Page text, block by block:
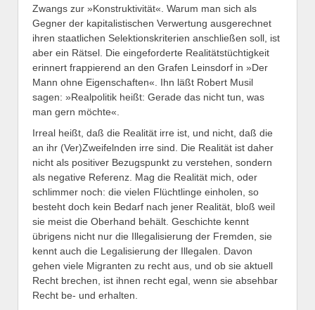
Zwangs zur »Konstruktivität«. Warum man sich als
Gegner der kapitalistischen Verwertung ausgerechnet
ihren staatlichen Selektionskriterien anschließen soll, ist
aber ein Rätsel. Die eingeforderte Realitätstüchtigkeit
erinnert frappierend an den Grafen Leinsdorf in »Der
Mann ohne Eigenschaften«. Ihn läßt Robert Musil
sagen: »Realpolitik heißt: Gerade das nicht tun, was
man gern möchte«.
Irreal heißt, daß die Realität irre ist, und nicht, daß die
an ihr (Ver)Zweifelnden irre sind. Die Realität ist daher
nicht als positiver Bezugspunkt zu verstehen, sondern
als negative Referenz. Mag die Realität mich, oder
schlimmer noch: die vielen Flüchtlinge einholen, so
besteht doch kein Bedarf nach jener Realität, bloß weil
sie meist die Oberhand behält. Geschichte kennt
übrigens nicht nur die Illegalisierung der Fremden, sie
kennt auch die Legalisierung der Illegalen. Davon
gehen viele Migranten zu recht aus, und ob sie aktuell
Recht brechen, ist ihnen recht egal, wenn sie absehbar
Recht be- und erhalten.